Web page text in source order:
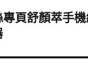
專頁舒顏萃手